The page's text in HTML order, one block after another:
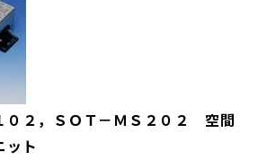
０２，ＳＯＴ－ＭＳ２０２ 空間
ット